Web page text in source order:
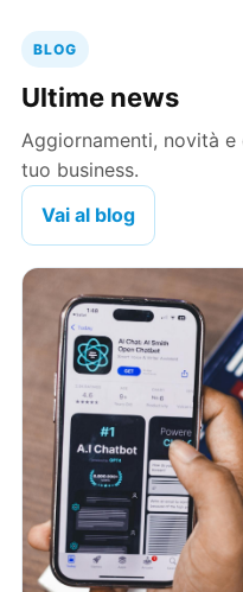
BLOG
Ultime news
Aggiornamenti, novità
tuo business.
Vai al blog